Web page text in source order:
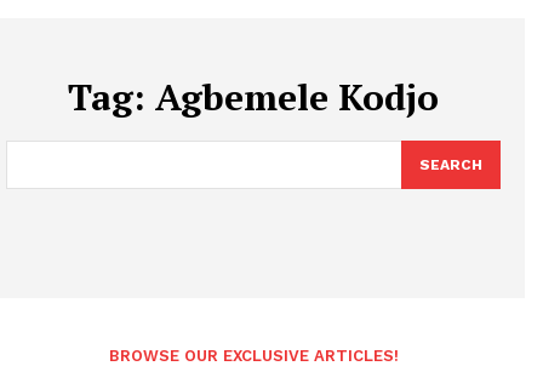
Tag: Agbemele Kodjo
SEARCH
BROWSE OUR EXCLUSIVE ARTICLES!